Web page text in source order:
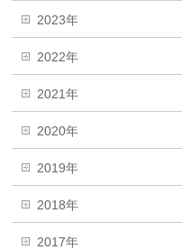
2023年
2022年
2021年
2020年
2019年
2018年
2017年